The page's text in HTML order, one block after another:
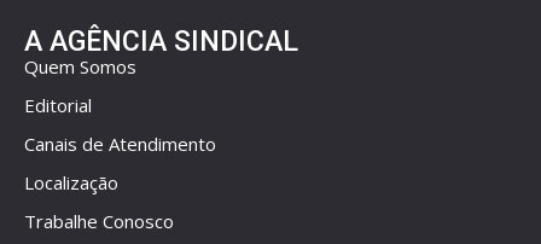
A AGÊNCIA SINDICAL
Quem Somos
Editorial
Canais de Atendimento
Localização
Trabalhe Conosco